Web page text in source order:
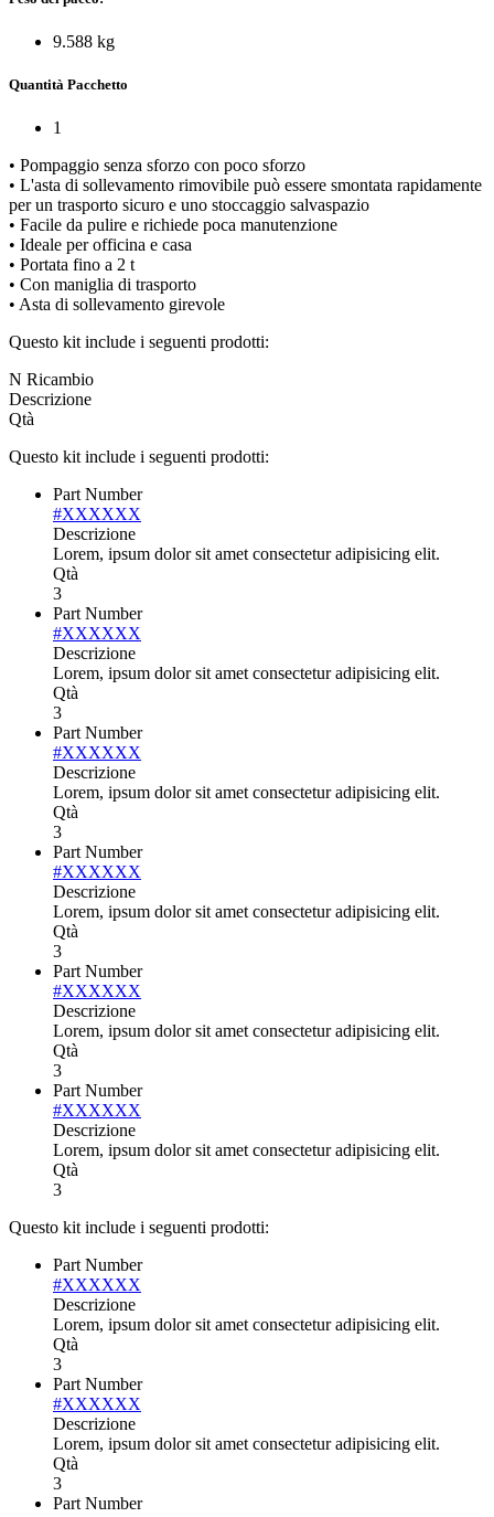
9.588 kg
Quantità Pacchetto
1
• Pompaggio senza sforzo con poco sforzo
• L'asta di sollevamento rimovibile può essere smontata rapidamente
per un trasporto sicuro e uno stoccaggio salvaspazio
• Facile da pulire e richiede poca manutenzione
• Ideale per officina e casa
• Portata fino a 2 t
• Con maniglia di trasporto
• Asta di sollevamento girevole
Questo kit include i seguenti prodotti:
N Ricambio
Descrizione
Qtà
Questo kit include i seguenti prodotti:
Part Number
#XXXXXX
Descrizione
Lorem, ipsum dolor sit amet consectetur adipisicing elit.
Qtà
3
Part Number
#XXXXXX
Descrizione
Lorem, ipsum dolor sit amet consectetur adipisicing elit.
Qtà
3
Part Number
#XXXXXX
Descrizione
Lorem, ipsum dolor sit amet consectetur adipisicing elit.
Qtà
3
Part Number
#XXXXXX
Descrizione
Lorem, ipsum dolor sit amet consectetur adipisicing elit.
Qtà
3
Part Number
#XXXXXX
Descrizione
Lorem, ipsum dolor sit amet consectetur adipisicing elit.
Qtà
3
Part Number
#XXXXXX
Descrizione
Lorem, ipsum dolor sit amet consectetur adipisicing elit.
Qtà
3
Questo kit include i seguenti prodotti:
Part Number
#XXXXXX
Descrizione
Lorem, ipsum dolor sit amet consectetur adipisicing elit.
Qtà
3
Part Number
#XXXXXX
Descrizione
Lorem, ipsum dolor sit amet consectetur adipisicing elit.
Qtà
3
Part Number